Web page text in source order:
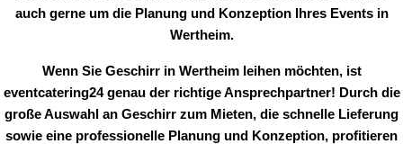
auch gerne um die Planung und Konzeption Ihres Events in
Wertheim.
Wenn Sie Geschirr in Wertheim leihen möchten, ist
eventcatering24 genau der richtige Ansprechpartner! Durch die
große Auswahl an Geschirr zum Mieten, die schnelle Lieferung
sowie eine professionelle Planung und Konzeption, profitieren